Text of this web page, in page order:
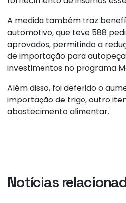
A medida também traz
automotivo, que teve 588
aprovados, permitindo a
de importação para
investimentos no programa
Além disso, foi deferido o
importação de trigo, outro
abastecimento alimentar.
Notícias